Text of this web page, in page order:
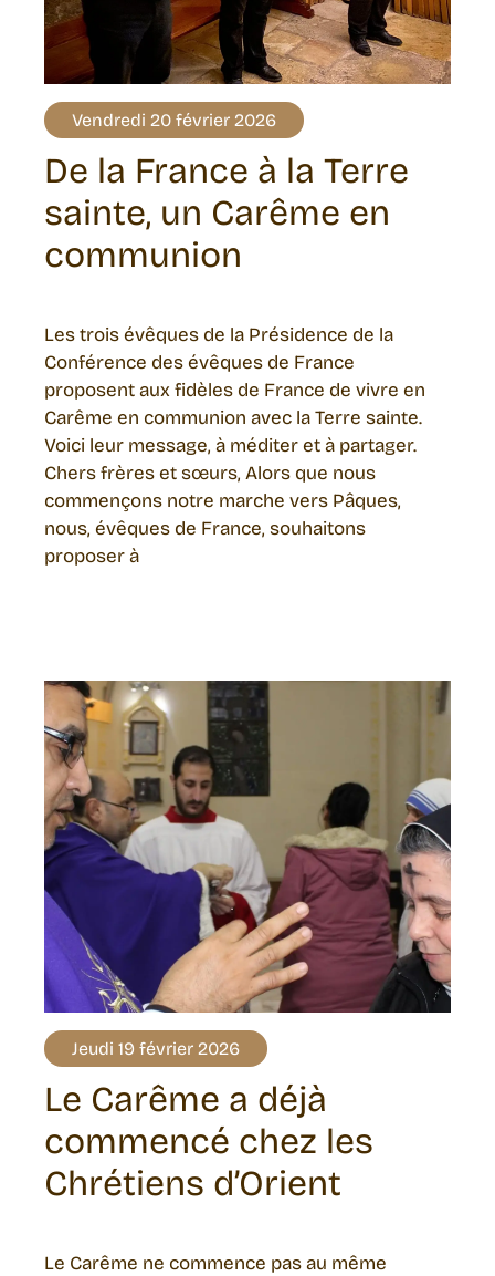
Vendredi 20 février 2026
De la France à la Terre
sainte, un Carême en
communion
Les trois évêques de la Présidence de la
Conférence des évêques de France
proposent aux fidèles de France de vivre en
Carême en communion avec la Terre sainte.
Voici leur message, à méditer et à partager.
Chers frères et sœurs, Alors que nous
commençons notre marche vers Pâques,
nous, évêques de France, souhaitons
proposer à
Jeudi 19 février 2026
Le Carême a déjà
commencé chez les
Chrétiens d’Orient
Le Carême ne commence pas au même